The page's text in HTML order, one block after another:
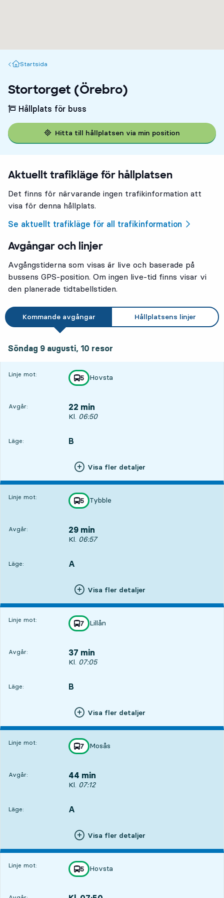
Startsida
Startsida
Stortorget (Örebro)
Hållplats för buss
Hitta till hållplatsen via min position
Aktuellt trafikläge för hållplatsen
Det finns för närvarande ingen trafikinformation att
visa för denna hållplats.
Se aktuellt trafikläge för all trafikinformation
Avgångar och linjer
Avgångstiderna som visas är live och baserade på
bussens GPS-position. Om ingen live-tid finns visar vi
den planerade tidtabellstiden.
Kommande avgångar Hållplatsens linjer
Söndag 9 augusti, 10 resor
Linje mot: linje
5
mot
Hovsta
,
Avgår: 22 min
Avgår, Kl. 06:50, om 22 min
Kl. 06:50
Läge:
LÄGE, B
,
Visa fler detaljer
Linje mot: linje
5
mot
Tybble
,
Avgår: 29 min
Avgår, Kl. 06:57, om 29 min
Kl. 06:57
Läge:
LÄGE, A
,
Visa fler detaljer
Linje mot: linje
7
mot
Lillån
,
Avgår: 37 min
Avgår, Kl. 07:05, om 37 min
Kl. 07:05
Läge:
LÄGE, B
,
Visa fler detaljer
Linje mot: linje
7
mot
Mosås
,
Avgår: 44 min
Avgår, Kl. 07:12, om 44 min
Kl. 07:12
Läge:
LÄGE, A
,
Visa fler detaljer
Linje mot: linje
5
mot
Hovsta
,